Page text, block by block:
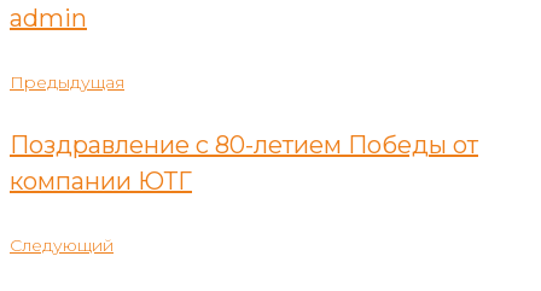
admin
Навигация
по
записям
Предыдущая
Предыдущая
Поздравление с 80-летием Победы от
компании ЮТГ
Следующий
Следующий